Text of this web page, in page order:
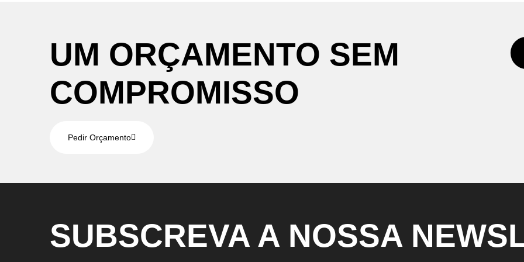
UM ORÇAMENTO SEM
COMPROMISSO
Pedir Orçamento
SUBSCREVA A NOSSA